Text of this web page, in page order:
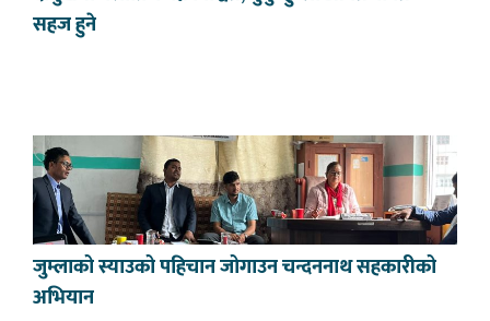
सहज हुने
जुम्लाको स्याउको पहिचान जोगाउन चन्दननाथ सहकारीको
अभियान